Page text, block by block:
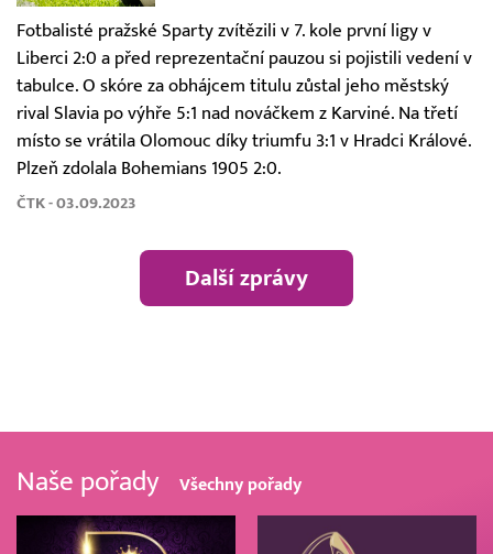
Fotbalisté pražské Sparty zvítězili v 7. kole první ligy v
Liberci 2:0 a před reprezentační pauzou si pojistili vedení v
tabulce. O skóre za obhájcem titulu zůstal jeho městský
rival Slavia po výhře 5:1 nad nováčkem z Karviné. Na třetí
místo se vrátila Olomouc díky triumfu 3:1 v Hradci Králové.
Plzeň zdolala Bohemians 1905 2:0.
ČTK - 03.09.2023
Další zprávy
Naše pořady Všechny pořady